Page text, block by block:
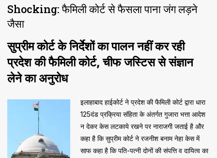
Shocking: फैमिली कोर्ट से फैसला पाना जंग लड़ने
जैसा
सुप्रीम कोर्ट के निर्देशों का पालन नहीं कर रही
प्रदेश की फैमिली कोर्ट, चीफ जस्टिस से संज्ञान
लेने का अनुरोध
इलाहाबाद हाईकोर्ट ने प्रदेश की फैमिली कोर्ट द्वारा धारा
125दंड प्रक्रिया संहिता के अंतर्गत गुजारा भत्ता आदेश
न देकर केस लटकाये रखने पर नाराजगी जताई है और
कहा है कि सुप्रीम कोर्ट ने रजनीश बनाम नेहा केस में
साफ कहा है कि पति-पत्नी दोनों की संपत्ति व दायित्व का